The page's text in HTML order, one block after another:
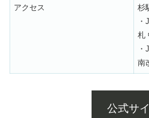
アクセス
杉
札
南
公式サ